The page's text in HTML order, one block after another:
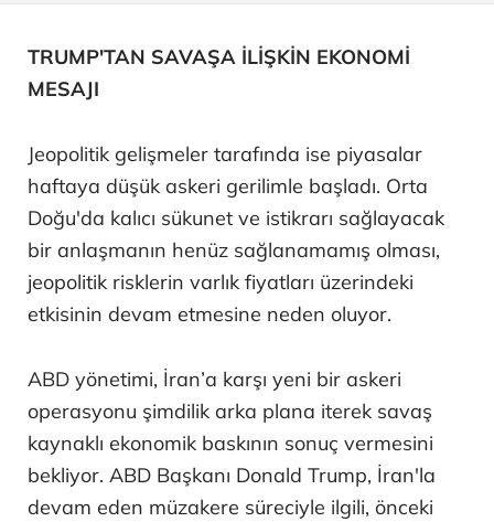
TRUMP'TAN SAVAŞA İLİŞKİN EKONOMİ
MESAJI
Jeopolitik gelişmeler tarafında ise piyasalar
haftaya düşük askeri gerilimle başladı. Orta
Doğu'da kalıcı sükunet ve istikrarı sağlayacak
bir anlaşmanın henüz sağlanamamış olması,
jeopolitik risklerin varlık fiyatları üzerindeki
etkisinin devam etmesine neden oluyor.
ABD yönetimi, İran’a karşı yeni bir askeri
operasyonu şimdilik arka plana iterek savaş
kaynaklı ekonomik baskının sonuç vermesini
bekliyor. ABD Başkanı Donald Trump, İran'la
devam eden müzakere süreciyle ilgili, önceki